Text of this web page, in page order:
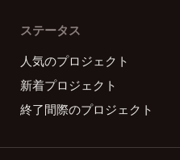
ステータス
人気のプロジェクト
新着プロジェクト
終了間際のプロジェクト